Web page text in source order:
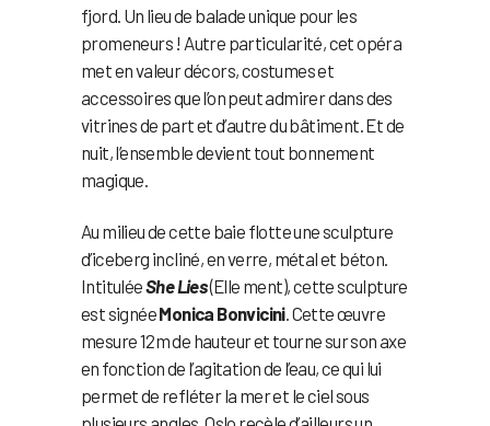
fjord. Un lieu de balade unique pour les
promeneurs ! Autre particularité, cet opéra
met en valeur décors, costumes et
accessoires que l’on peut admirer dans des
vitrines de part et d’autre du bâtiment. Et de
nuit, l’ensemble devient tout bonnement
magique.
Au milieu de cette baie flotte une sculpture
d’iceberg incliné, en verre, métal et béton.
IntituléeShe Lies(Elle ment), cette sculpture
est signéeMonica Bonvicini. Cette œuvre
mesure 12m de hauteur et tourne sur son axe
en fonction de l’agitation de l’eau, ce qui lui
permet de refléter la mer et le ciel sous